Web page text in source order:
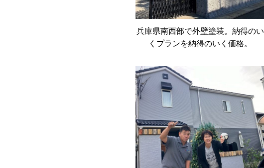
兵庫県南西部で外壁塗装。納得のい
くプランを納得のいく価格。